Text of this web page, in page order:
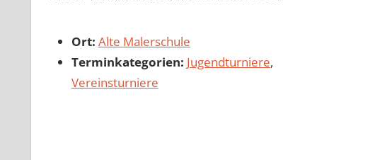
Ort: Alte Malerschule
Terminkategorien: Jugendturniere,
Vereinsturniere